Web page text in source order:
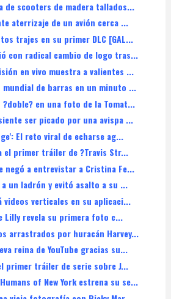
de scooters de madera tallados...
aterrizaje de un avión cerca ...
trajes en su primer DLC [GAL...
con radical cambio de logo tras...
en vivo muestra a valientes ...
mundial de barras en un minuto ...
?doble? en una foto de la Tomat...
ser picado por una avispa ...
El reto viral de echarse ag...
el primer tráiler de ?Travis Str...
negó a entrevistar a Cristina Fe...
un ladrón y evitó asalto a su ...
videos verticales en su aplicaci...
Lilly revela su primera foto c...
arrastrados por huracán Harvey...
reina de YouTube gracias su...
primer tráiler de serie sobre J...
of New York estrena su se...